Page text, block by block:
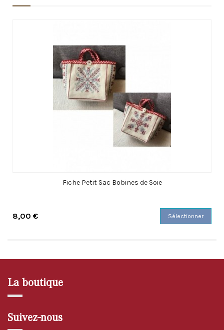
Fiche Petit Sac Bobines de Soie
8,00 € Sélectionner
La boutique
Suivez-nous